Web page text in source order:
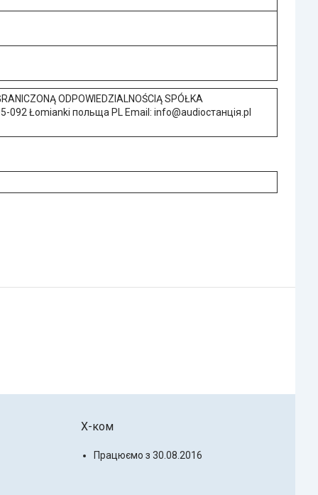
ODPOWIEDZIALNOŚCIĄ SPÓŁKA
092 Łomianki польща PL Email: info@audioстанція.pl
X-ком
Працюємо з 30.08.2016